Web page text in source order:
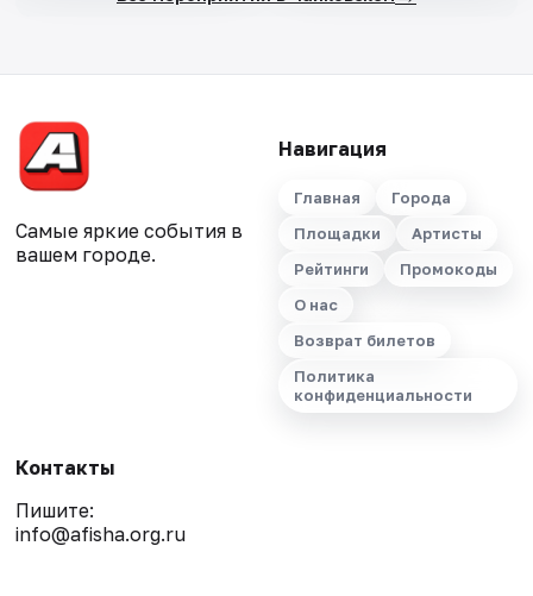
Самые яркие события в
вашем городе.
Навигация
Главная
Города
Площадки
Артисты
Рейтинги
Промокоды
О нас
Возврат билетов
Политика
конфиденциальности
Контакты
Пишите:
info@afisha.org.ru